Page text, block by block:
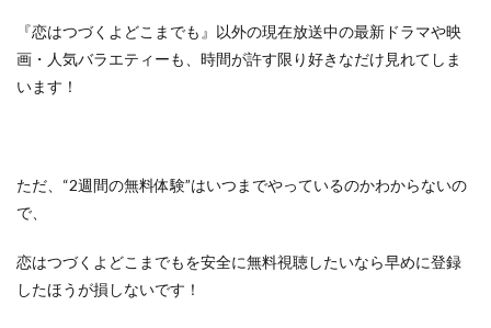
『恋はつづくよどこまでも』以外の現在放送中の最新ドラマや映
画・人気バラエティーも、 時間が許す限り好きなだけ見れてしま
います！
ただ、 “2週間の無料体験”はいつまでやっているのかわからないの
で、
恋はつづくよどこまでもを安全に無料視聴したいなら早めに登録
したほうが損しないです！